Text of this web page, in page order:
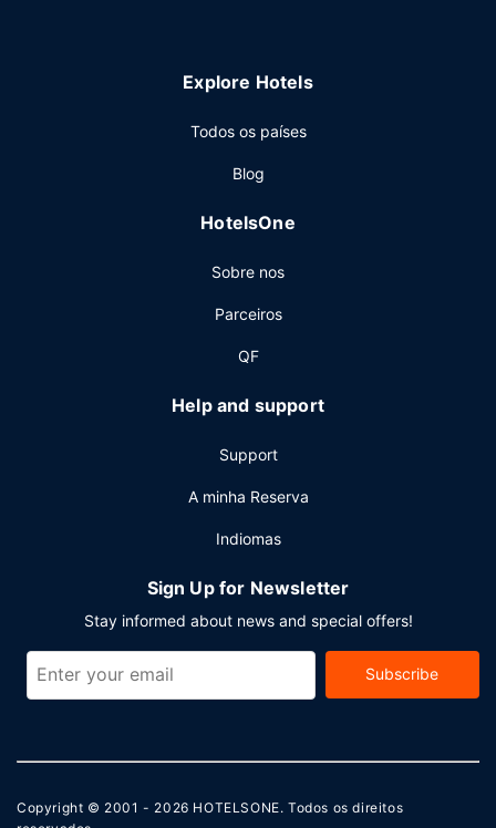
As principais comodidades incluem um business center,
Planeia um evento em St. Michaels? Este hotel dispõe de
com uma área total de 111 metros quadrados. Há
Explore Hotels
Todos os países
Blog
HotelsOne
Sobre nos
Parceiros
QF
Help and support
Support
A minha Reserva
Indiomas
Sign Up for Newsletter
Stay informed about news and special offers!
Subscribe
Copyright © 2001 - 2026 HOTELSONE. Todos os direitos